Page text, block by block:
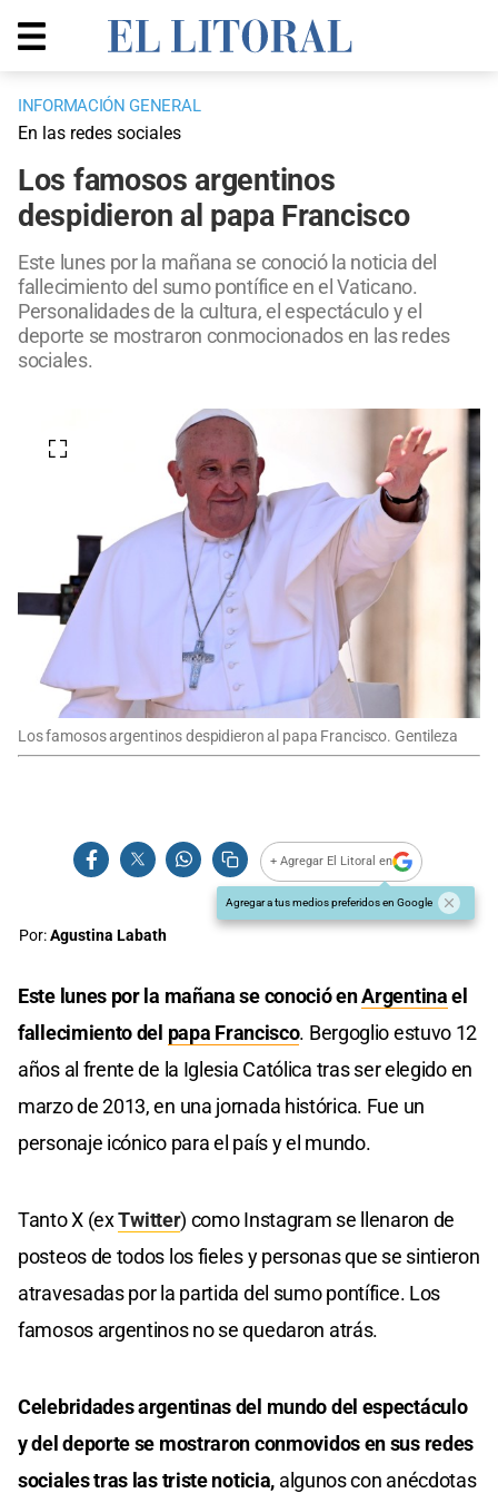
INFORMACIÓN GENERAL
En las redes sociales
Los famosos argentinos
despidieron al papa Francisco
Este lunes por la mañana se conoció la noticia del
fallecimiento del sumo pontífice en el Vaticano.
Personalidades de la cultura, el espectáculo y el
deporte se mostraron conmocionados en las redes
sociales.
Los famosos argentinos despidieron al papa Francisco. Gentileza
+ Agregar El Litoral en
Agregar a tus medios preferidos en Google
Por:Agustina Labath
Este lunes por la mañana se conoció enArgentinael
fallecimiento del papa Francisco. Bergoglio estuvo 12
años al frente de la Iglesia Católica tras ser elegido en
marzo de 2013, en una jornada histórica. Fue un
personaje icónico para el país y el mundo.
Tanto X (exTwitter) como Instagram se llenaron de
posteos de todos los fieles y personas que se sintieron
atravesadas por la partida del sumo pontífice. Los
famosos argentinos no se quedaron atrás.
Celebridades argentinas del mundo del espectáculo
y del deporte se mostraron conmovidos en sus redes
sociales tras las triste noticia, algunos con anécdotas